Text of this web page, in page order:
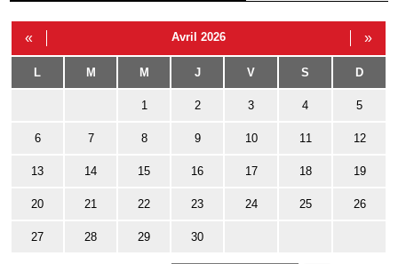
« Avril 2026 »
L M M J V S D
1 2 3 4 5
6 7 8 9 10 11 12
13 14 15 16 17 18 19
20 21 22 23 24 25 26
27 28 29 30